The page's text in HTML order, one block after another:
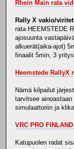
Rhein Main rata
Rally X vakio/
rata HEEMSTEDE
ajosuunta
alkuerät(aika-ajot)
finaalit 5min, 3
Heemstede RallyX
Nämä kilpailut
tarvitsee
simulaattoriin ja
VRC PRO
Katupuolen radat